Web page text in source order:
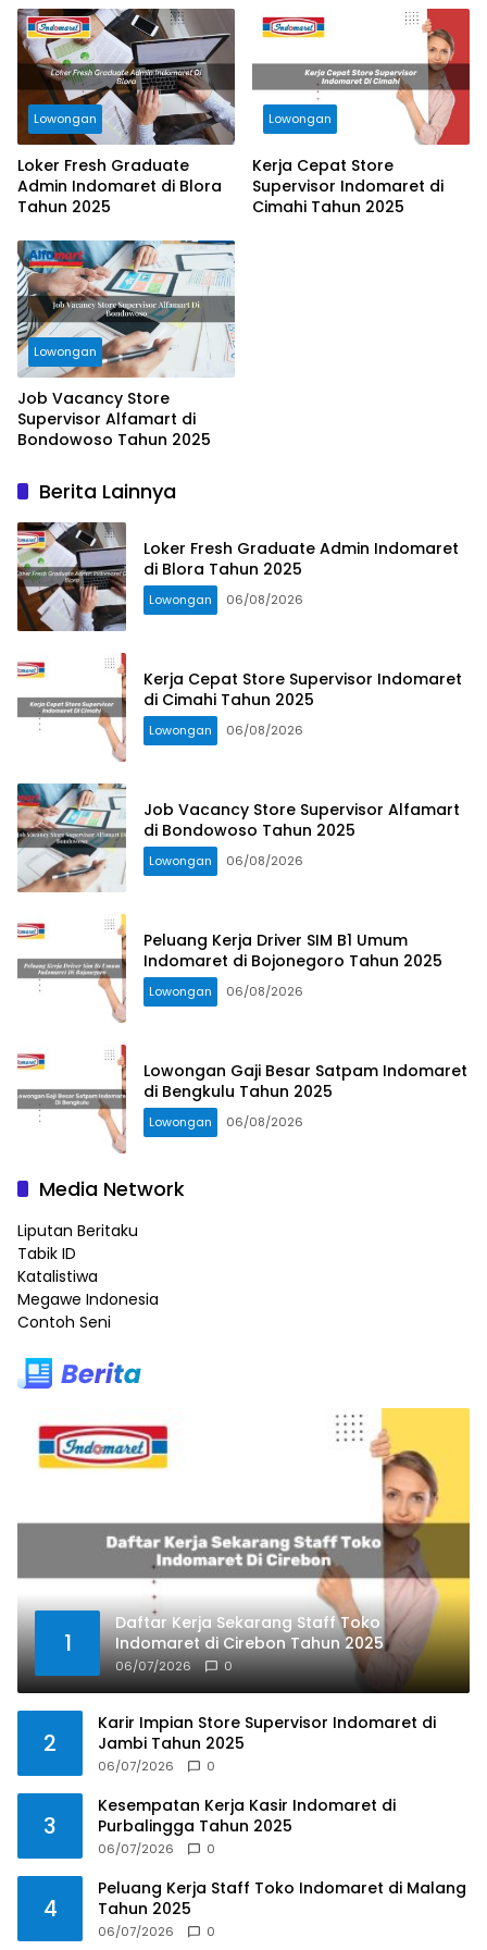
Lowongan
Loker Fresh Graduate
Admin Indomaret di Blora
Tahun 2025
Lowongan
Kerja Cepat Store
Supervisor Indomaret di
Cimahi Tahun 2025
Lowongan
Job Vacancy Store
Supervisor Alfamart di
Bondowoso Tahun 2025
Berita Lainnya
Loker Fresh Graduate Admin Indomaret
di Blora Tahun 2025
Lowongan 06/08/2026
Kerja Cepat Store Supervisor Indomaret
di Cimahi Tahun 2025
Lowongan 06/08/2026
Job Vacancy Store Supervisor Alfamart
di Bondowoso Tahun 2025
Lowongan 06/08/2026
Peluang Kerja Driver SIM B1 Umum
Indomaret di Bojonegoro Tahun 2025
Lowongan 06/08/2026
Lowongan Gaji Besar Satpam Indomaret
di Bengkulu Tahun 2025
Lowongan 06/08/2026
Media Network
Liputan Beritaku
Tabik ID
Katalistiwa
Megawe Indonesia
Contoh Seni
1
Daftar Kerja Sekarang Staff Toko
Indomaret di Cirebon Tahun 2025
06/07/2026 0
2
Karir Impian Store Supervisor Indomaret di
Jambi Tahun 2025
06/07/2026 0
3
Kesempatan Kerja Kasir Indomaret di
Purbalingga Tahun 2025
06/07/2026 0
4
Peluang Kerja Staff Toko Indomaret di Malang
Tahun 2025
06/07/2026 0